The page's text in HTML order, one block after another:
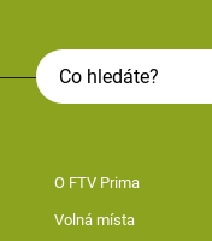
O FTV Prima
Volná místa